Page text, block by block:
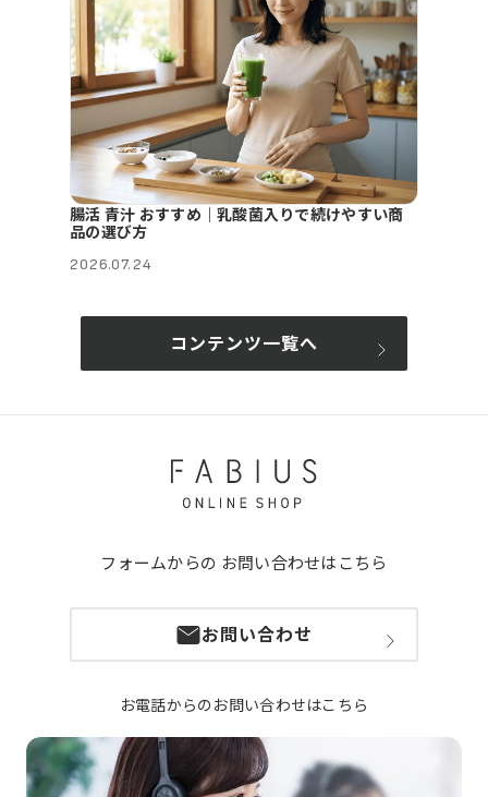
腸活 青汁 おすすめ｜乳酸菌入りで続けやすい商
品の選び方
2026.07.24
コンテンツ一覧へ
フォームからの お問い合わせはこちら
お問い合わせ
お電話からのお問い合わせはこちら